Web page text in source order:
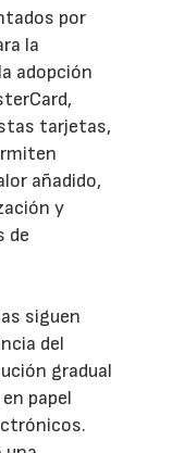
por
la
adopción
tarjetas,
añadido,
y
de
siguen
del
gradual
papel